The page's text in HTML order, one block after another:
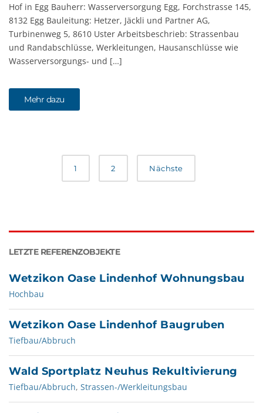
Hof in Egg Bauherr: Wasserversorgung Egg, Forchstrasse 145,
8132 Egg Bauleitung: Hetzer, Jäckli und Partner AG,
Turbinenweg 5, 8610 Uster Arbeitsbeschrieb: Strassenbau
und Randabschlüsse, Werkleitungen, Hausanschlüsse wie
Wasserversorgungs- und […]
Mehr dazu
1 2 Nächste
LETZTE REFERENZOBJEKTE
Wetzikon Oase Lindenhof Wohnungsbau
Hochbau
Wetzikon Oase Lindenhof Baugruben
Tiefbau/Abbruch
Wald Sportplatz Neuhus Rekultivierung
Tiefbau/Abbruch, Strassen-/Werkleitungsbau